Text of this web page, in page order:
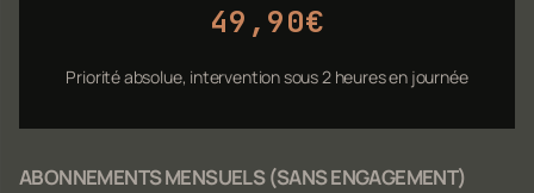
49,90€
Priorité absolue, intervention sous 2 heures en journée
ABONNEMENTS MENSUELS (SANS ENGAGEMENT)